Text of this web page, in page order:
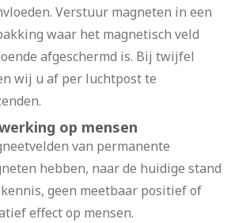
Verstuur magneten in een
waar het magnetisch veld
afgeschermd is. Bij twijfel
wij u af per luchtpost te
op mensen
van permanente
hebben, naar de huidige stand
geen meetbaar positief of
effect op mensen.